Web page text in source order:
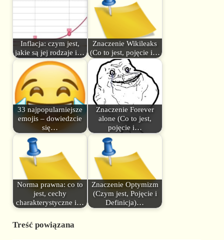
Inflacja: czym jest,
jakie są jej rodzaje i…
Znaczenie Wikileaks
(Co to jest, pojęcie i…
33 najpopularniejsze
emojis – dowiedzcie
się…
Znaczenie Forever
alone (Co to jest,
pojęcie i…
Norma prawna: co to
jest, cechy
charakterystyczne i…
Znaczenie Optymizm
(Czym jest, Pojęcie i
Definicja)…
Treść powiązana